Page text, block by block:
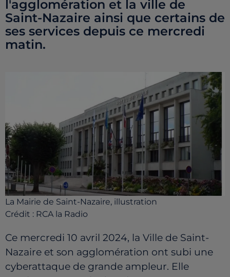
l'agglomération et la ville de
Saint-Nazaire ainsi que certains de
ses services depuis ce mercredi
matin.
La Mairie de Saint-Nazaire, illustration
Crédit : RCA la Radio
Ce mercredi 10 avril 2024, la Ville de Saint-
Nazaire et son agglomération ont subi une
cyberattaque de grande ampleur. Elle